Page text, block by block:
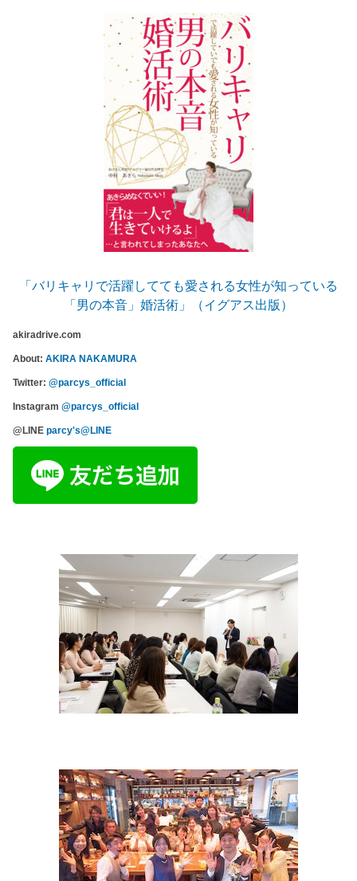
「バリキャリで活躍してても愛される女性が知っている
「男の本音」婚活術」（イグアス出版）
akiradrive.com
About:AKIRA NAKAMURA
Twitter:@parcys_official
Instagram@parcys_official
@LINEparcy's@LINE